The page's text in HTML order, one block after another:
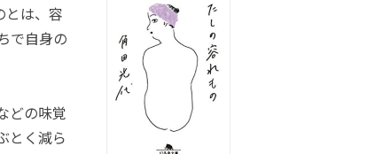
とは、容
で自身の
どの味覚
とく減ら